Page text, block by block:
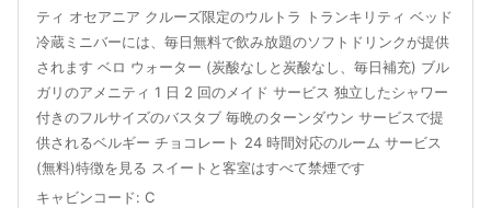
ティ オセアニア クルーズ限定のウルトラ トランキリティ ベッド
冷蔵ミニバーには、毎日無料で飲み放題のソフトドリンクが提供
されます ベロ ウォーター (炭酸なしと炭酸なし、毎日補充) ブル
ガリのアメニティ 1 日 2 回のメイド サービス 独立したシャワー
付きのフルサイズのバスタブ 毎晩のターンダウン サービスで提
供されるベルギー チョコレート 24 時間対応のルーム サービス
(無料)特徴を見る スイートと客室はすべて禁煙です
キャビンコード: C